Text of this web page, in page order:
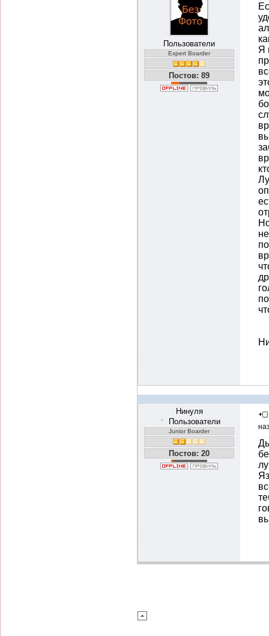
Пользователи
Expert Boarder
Постов: 89
Я
Нинуля
Пользователи
Junior Boarder
Постов: 20